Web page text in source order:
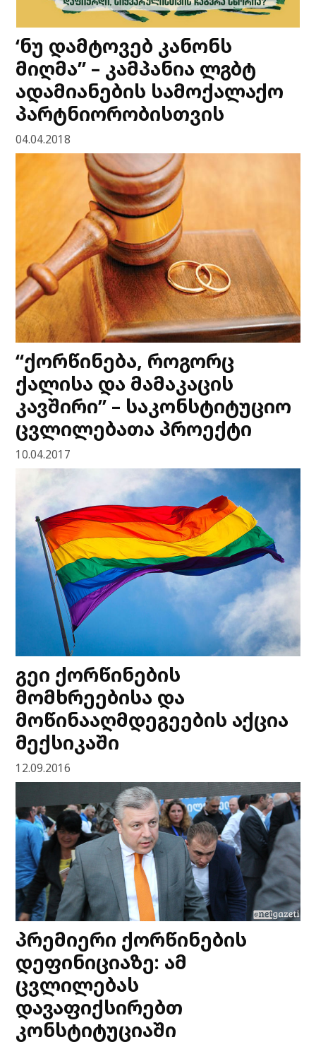
‘ნუ დამტოვებ კანონს
მიღმა” – კამპანია ლგბტ
ადამიანების სამოქალაქო
პარტნიორობისთვის
04.04.2018
“ქორწინება, როგორც
ქალისა და მამაკაცის
კავშირი” – საკონსტიტუციო
ცვლილებათა პროექტი
10.04.2017
გეი ქორწინების
მომხრეებისა და
მოწინააღმდეგეების აქცია
მექსიკაში
12.09.2016
პრემიერი ქორწინების
დეფინიციაზე: ამ
ცვლილებას
დავაფიქსირებთ
კონსტიტუციაში